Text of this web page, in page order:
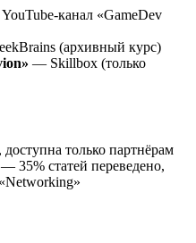
канал «GameDev
(архивный курс)
— Skillbox (только
только партнёрам
— 35% статей переведено,